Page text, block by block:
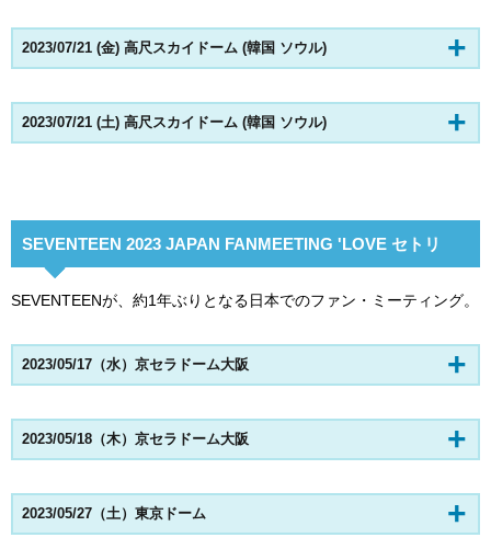
2023/07/21 (金) 高尺スカイドーム (韓国 ソウル)
2023/07/21 (土) 高尺スカイドーム (韓国 ソウル)
SEVENTEEN 2023 JAPAN FANMEETING 'LOVE セトリ
SEVENTEENが、約1年ぶりとなる日本でのファン・ミーティング。
2023/05/17（水）京セラドーム大阪
2023/05/18（木）京セラドーム大阪
2023/05/27（土）東京ドーム